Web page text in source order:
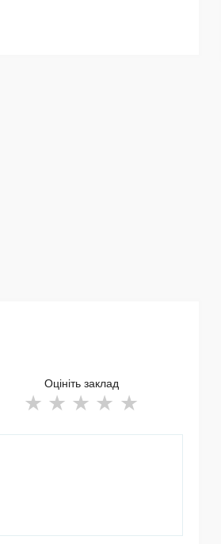
Оцініть заклад